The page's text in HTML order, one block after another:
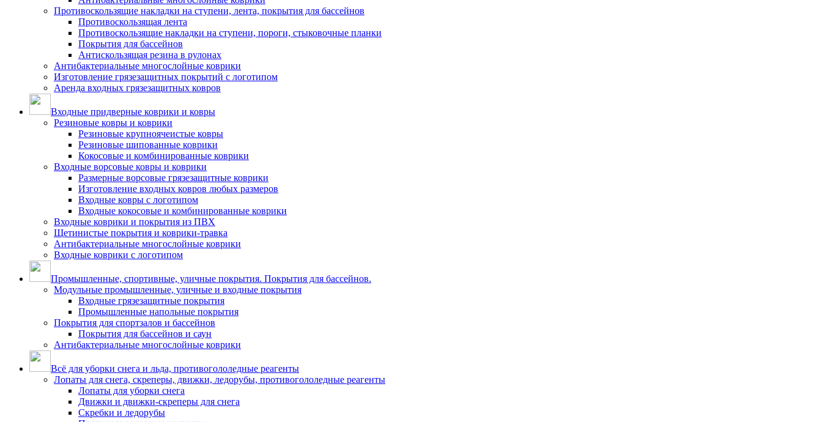
Противоскользящие накладки на ступени, лента, покрытия для бассейнов
Противоскользящая лента
Противоскользящие накладки на ступени, пороги, стыковочные планки
Покрытия для бассейнов
Антискользящая резина в рулонах
Антибактериальные многослойные коврики
Изготовление грязезащитных покрытий с логотипом
Аренда входных грязезащитных ковров
Входные придверные коврики и ковры
Резиновые ковры и коврики
Резиновые крупноячеистые ковры
Резиновые шипованные коврики
Кокосовые и комбинированные коврики
Входные ворсовые ковры и коврики
Размерные ворсовые грязезащитные коврики
Изготовление входных ковров любых размеров
Входные ковры с логотипом
Входные кокосовые и комбинированные коврики
Входные коврики и покрытия из ПВХ
Щетинистые покрытия и коврики-травка
Антибактериальные многослойные коврики
Входные коврики с логотипом
Промышленные, спортивные, уличные покрытия. Покрытия для бассейнов.
Модульные промышленные, уличные и входные покрытия
Входные грязезащитные покрытия
Промышленные напольные покрытия
Покрытия для спортзалов и бассейнов
Покрытия для бассейнов и саун
Антибактериальные многослойные коврики
Всё для уборки снега и льда, противогололедные реагенты
Лопаты для снега, скреперы, движки, ледорубы, противогололедные реагенты
Лопаты для уборки снега
Движки и движки-скреперы для снега
Скребки и ледорубы